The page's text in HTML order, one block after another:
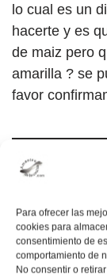
Para ofrecer las
cookies para
consentimiento de
comportamiento de
No consentir o
lo cual es un
hacerte y es
de maiz pero
amarilla ? se
favor
admin
Hola
líneas. En